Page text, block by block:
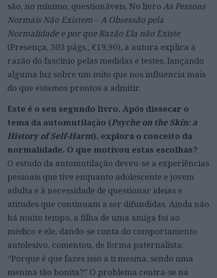
são, no mínimo, questionáveis. No livro As Pessoas
Normais Não Existem ‒ A Obsessão pela
Normalidade e por que Razão Ela não Existe
(Presença, 303 págs., €19,90), a autora explica a
razão do fascínio pelas medidas e testes, lançando
alguma luz sobre um mito que nos influencia mais
do que estamos prontos a admitir.
Este é o seu segundo livro. Após dissecar o
tema da automutilação (Psyche on the Skin: a
History of Self-Harm), explora o conceito da
normalidade. O que motivou estas escolhas?
O estudo da automutilação deveu-se a experiências
pessoais que tive enquanto adolescente e jovem
adulta e à necessidade de questionar ideias e
atitudes que continuam a ser difundidas. Ainda não
há muito tempo, a filha de uma amiga foi ao
médico e ele, dando-se conta do comportamento
autolesivo, comentou, de forma paternalista:
“Porque é que fazes isso a ti mesma, sendo uma
menina tão bonita?” O problema centra-se na